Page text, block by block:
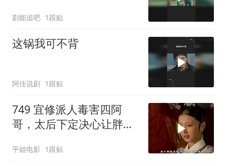
剧能追吧 1跟贴
这锅我可不背
阿佳说剧 1跟贴
749 宜修派人毒害四阿
哥，太后下定决心让胖橘
平姐电影 1跟贴